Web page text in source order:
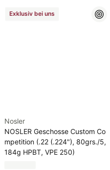
Exklusiv bei uns
Nosler
NOSLER Geschosse Custom Co
mpetition (.22 (.224"), 80grs./5,
184g HPBT, VPE 250)